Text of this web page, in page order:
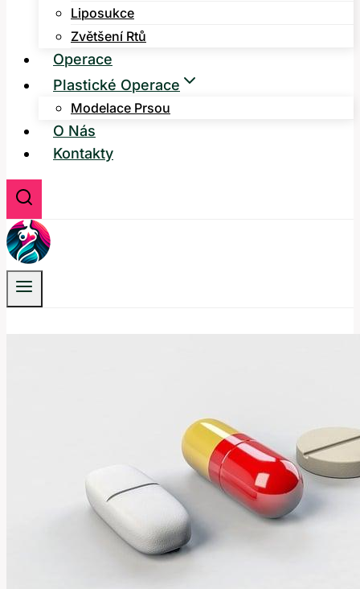
Liposukce
Zvětšení Rtů
Operace
Plastické Operace
Modelace Prsou
O Nás
Kontakty